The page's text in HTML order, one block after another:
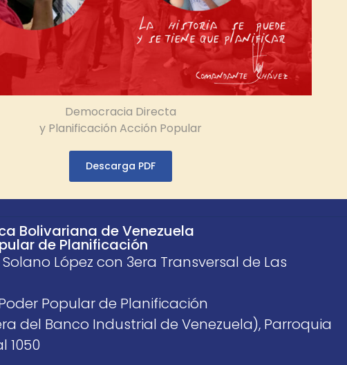
Democracia Directa
y Planificación Acción Popular
Descarga PDF
Bolivariana de Venezuela
de Planificación
López con 3era Transversal de Las
Popular de Planificación
del Banco Industrial de Venezuela), Parroquia
1050